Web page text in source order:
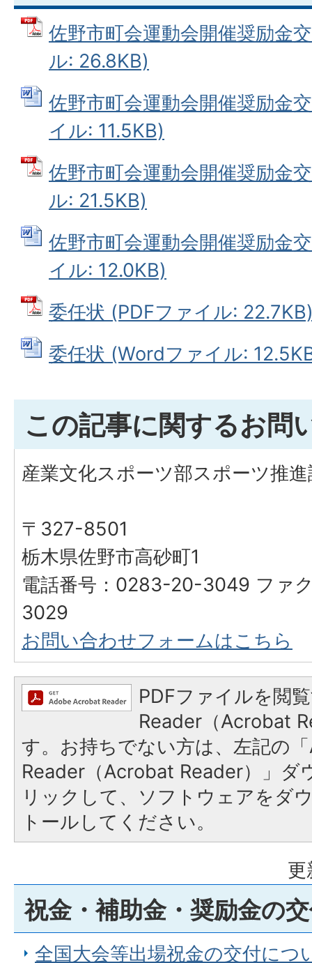
佐野市町会運動会開催奨励金
ル: 26.8KB)
佐野市町会運動会開催奨励金
イル: 11.5KB)
佐野市町会運動会開催奨励金
ル: 21.5KB)
佐野市町会運動会開催奨励金
イル: 12.0KB)
委任状 (PDFファイル:
委任状 (Wordファイル:
この記事に関するお問
産業文化スポーツ部スポーツ推
〒327-8501
栃木県佐野市高砂町1
電話番号：0283-20-3049 ファ
3029
お問い合わせフォームはこちら
PDFファイルを閲
Reader（Acrobat
す。お持ちでない方は、左記の
Reader（Acrobat Reader）」ダ
リックして、ソフトウェアをダ
トールしてください。
更
祝金・補助金・奨励金の
全国大会等出場祝金の交付につ